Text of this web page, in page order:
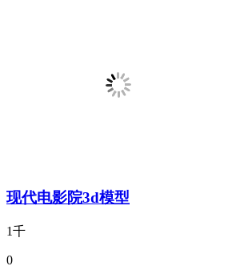
现代电影院3d模型
1千
0